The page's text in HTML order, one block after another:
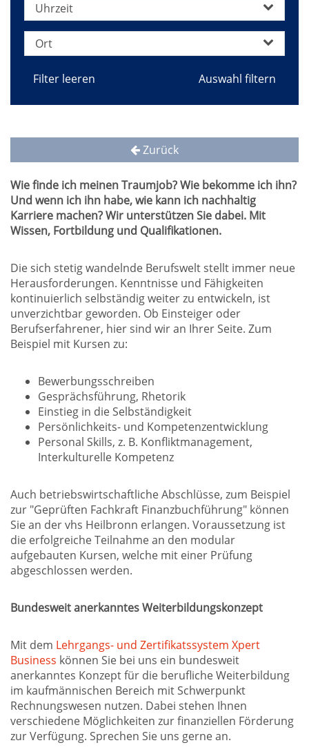
Uhrzeit
Ort
Filter leeren
Zurück
Wie finde ich meinen Traumjob? Wie bekomme ich ihn?
Und wenn ich ihn habe, wie kann ich nachhaltig
Karriere machen? Wir unterstützen Sie dabei. Mit
Wissen, Fortbildung und Qualifikationen.
Die sich stetig wandelnde Berufswelt stellt immer neue
Herausforderungen. Kenntnisse und Fähigkeiten
kontinuierlich selbständig weiter zu entwickeln, ist
unverzichtbar geworden. Ob Einsteiger oder
Berufserfahrener, hier sind wir an Ihrer Seite. Zum
Beispiel mit Kursen zu:
Bewerbungsschreiben
Gesprächsführung, Rhetorik
Einstieg in die Selbständigkeit
Persönlichkeits- und Kompetenzentwicklung
Personal Skills, z. B. Konfliktmanagement,
Interkulturelle Kompetenz
Auch betriebswirtschaftliche Abschlüsse, zum Beispiel
zur "Geprüften Fachkraft Finanzbuchführung" können
Sie an der vhs Heilbronn erlangen. Voraussetzung ist
die erfolgreiche Teilnahme an den modular
aufgebauten Kursen, welche mit einer Prüfung
abgeschlossen werden.
Bundesweit anerkanntes Weiterbildungskonzept
Mit dem Lehrgangs- und Zertifikatssystem Xpert
Business können Sie bei uns ein bundesweit
anerkanntes Konzept für die berufliche Weiterbildung
im kaufmännischen Bereich mit Schwerpunkt
Rechnungswesen nutzen. Dabei stehen Ihnen
verschiedene Möglichkeiten zur finanziellen Förderung
zur Verfügung. Sprechen Sie uns gerne an.